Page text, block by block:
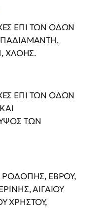
ΕΠΙ ΤΩΝ ΟΔΩΝ
ΧΛΟΗΣ.
ΕΠΙ ΤΩΝ ΟΔΩΝ
ΤΩΝ
ΡΟΔΟΠΗΣ, ΕΒΡΟΥ,
ΑΙΓΑΙΟΥ
ΧΡΗΣΤΟΥ,